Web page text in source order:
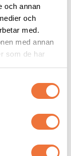
och annan
och
med.
med annan
som de har